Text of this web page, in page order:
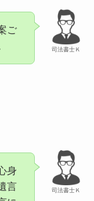
司法書士Ｋ
ご
司法書士Ｋ
身
言